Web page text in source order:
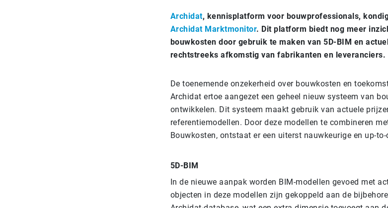
Archidat, kennisplatform voor bouwprofessionals,
Archidat Marktmonitor. Dit platform biedt nog meer
bouwkosten door gebruik te maken van 5D-BIM en
rechtstreeks afkomstig van fabrikanten en leveranciers.
De toenemende onzekerheid over bouwkosten en
Archidat ertoe aangezet een geheel nieuw systeem van
ontwikkelen. Dit systeem maakt gebruik van actuele
referentiemodellen. Door deze modellen te combineren
Bouwkosten, ontstaat er een uiterst nauwkeurige en up-
5D-BIM
In de nieuwe aanpak worden BIM-modellen gevoed met
objecten in deze modellen zijn gekoppeld aan de